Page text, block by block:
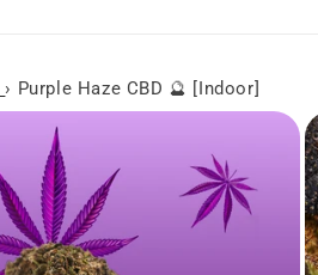
› Purple Haze CBD 🔮 [Indoor]